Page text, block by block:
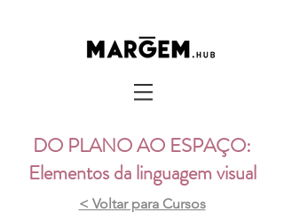
DO PLANO AO ESPAÇO:
Elementos da linguagem visual
< Voltar para Cursos